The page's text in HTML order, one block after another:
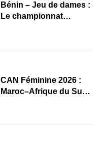
Bénin – Jeu de dames :
Le championnat
conquête du sacre
CAN Féminine 2026 :
Maroc–Afrique du Sud,